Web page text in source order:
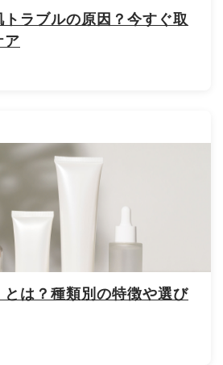
ラブルの原因？今すぐ取
ア
とは？種類別の特徴や選び